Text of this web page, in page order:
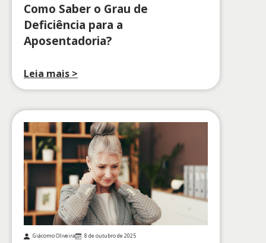
Como Saber o Grau de
Deficiência para a
Aposentadoria?
Leia mais >
Giácomo Oliveira
8 de outubro de 2025